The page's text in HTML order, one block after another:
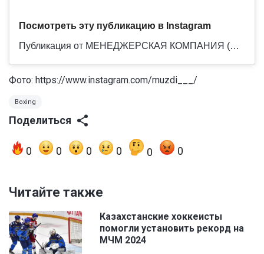
Посмотреть эту публикацию в Instagram
Публикация от МЕНЕДЖЕРСКАЯ КОМПАНИЯ (@newnames_mng)
Фото: https://www.instagram.com/muzdi___/
Boxing
Поделиться
0 0 0 0 0 0
Читайте также
Казахстанские хоккеисты
помогли установить рекорд на
МЧМ 2024